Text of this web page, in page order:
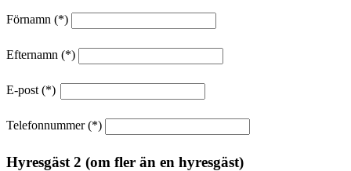
Förnamn
Efternamn
E-post
Telefonnummer
Hyresgäst 2 (om fler än en hyresgäst)